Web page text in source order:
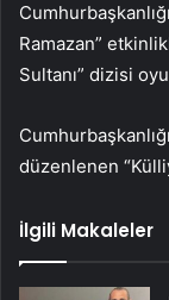
Ramazan”
Sultanı” dizisi
düzenlenen
İlgili Makaleler